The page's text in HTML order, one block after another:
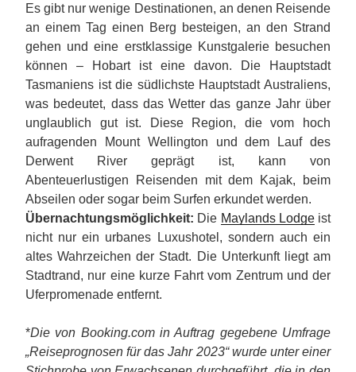
Es gibt nur wenige Destinationen, an denen Reisende
an einem Tag einen Berg besteigen, an den Strand
gehen und eine erstklassige Kunstgalerie besuchen
können – Hobart ist eine davon. Die Hauptstadt
Tasmaniens ist die südlichste Hauptstadt Australiens,
was bedeutet, dass das Wetter das ganze Jahr über
unglaublich gut ist. Diese Region, die vom hoch
aufragenden Mount Wellington und dem Lauf des
Derwent River geprägt ist, kann von
Abenteuerlustigen Reisenden mit dem Kajak, beim
Abseilen oder sogar beim Surfen erkundet werden.
Übernachtungsmöglichkeit: Die Maylands Lodgeist
nicht nur ein urbanes Luxushotel, sondern auch ein
altes Wahrzeichen der Stadt. Die Unterkunft liegt am
Stadtrand, nur eine kurze Fahrt vom Zentrum und der
Uferpromenade entfernt.
*Die von Booking.com in Auftrag gegebene Umfrage
„Reiseprognosen für das Jahr 2023“ wurde unter einer